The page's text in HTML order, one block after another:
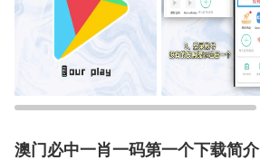
澳门必中一肖一码第一个下载简介